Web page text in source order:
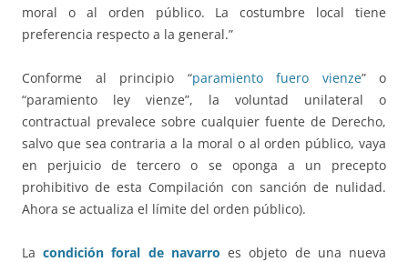
moral o al orden público. La costumbre local tiene
preferencia respecto a la general.”
Conforme al principio “paramiento fuero vienze” o
“paramiento ley vienze”, la voluntad unilateral o
contractual prevalece sobre cualquier fuente de Derecho,
salvo que sea contraria a la moral o al orden público, vaya
en perjuicio de tercero o se oponga a un precepto
prohibitivo de esta Compilación con sanción de nulidad.
Ahora se actualiza el límite del orden público).
Lacondición foral de navarro es objeto de una nueva